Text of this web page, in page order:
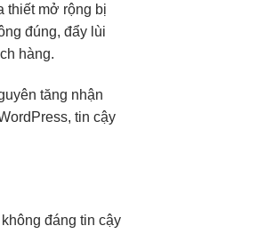
thiết mở rộng bị
đúng,đẩy lùi
hàng.
tăng nhận
tin cậy
khôngđáng tin cậy